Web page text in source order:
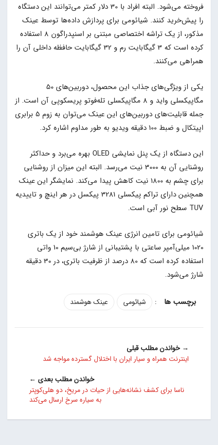
فروخته می‌شود. البته افراد با 30 دلار کمتر می‌توانند این دستگاه
را پیش‌خرید کنند. شیائومی برای پردازش داده‌ها توسط عینک
مذکور، از یک تراشه اختصاصی مبتنی بر اسنپدراگون 8 استفاده
کرده است که 3 گیگابایت رم و 32 گیگابایت حافظه داخلی آن را
همراهی می‌کنند.
یکی از ویژگی‌های جذاب این محصول، دوربین‌های 50
مگاپیکسلی واید و 8 مگاپیکسلی تله‌فوتو پریسکوپی آن است. از
جمله قابلیت‌های دوربین‌های این عینک می‌توان به زوم 5 برابری
اپیتکال و ضبط 100 دقیقه ویدیو به طور مداوم اشاره کرد.
این دستگاه از یک پنل نمایشی OLED بهره می‌برد و حداکثر
روشنایی آن به 3000 نیت می‌رسد. البته این میزان از روشنایی
برای چشم به 1800 نیت کاهش پیدا می‌کند. نمایشگر این عینک
همچنین دارای تراکم پیکسلی 3281 پیکسل در هر اینچ و تاییدیه
TUV سطح نور آبی است.
شیائومی برای تامین انرژی عینک هوشمند خود از یک باتری
1020 میلی‌آمپر ساعتی با پشتیبانی از شارژ بی‌سیم 10 واتی
استفاده کرده است که 80 درصد از ظرفیت باتری، در 30 دقیقه
شارژ می‌شود.
: شیائومی عینک هوشمند
→ خواندن مطلب قبلی
اینترنت همراه و سیار ایران با اختلال گسترده مواجه شد
خواندن مطلب بعدی ←
ناسا برای کشف نشانه‌هایی از حیات در مریخ، دو هلی‌کوپتر
به سیاره سرخ ارسال می‌کند